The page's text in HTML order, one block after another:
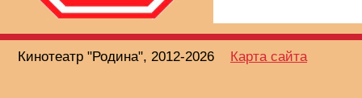
Кинотеатр "Родина", 2012-2026 Карта сайта